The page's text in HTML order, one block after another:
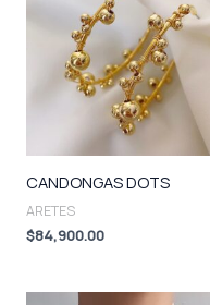
CANDONGAS DOTS
ARETES
$84,900.00